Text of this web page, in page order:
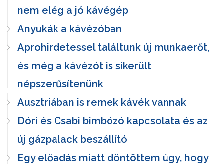
nem elég a jó kávégép
Anyukák a kávézóban
Aprohirdetessel találtunk új munkaerőt,
és még a kávézót is sikerült
népszerűsítenünk
Ausztriában is remek kávék vannak
Dóri és Csabi bimbózó kapcsolata és az
új gázpalack beszállító
Egy előadás miatt döntöttem úgy, hogy